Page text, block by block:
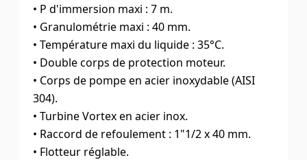
• P d'immersion maxi : 7 m.
• Granulométrie maxi : 40 mm.
• Température maxi du liquide : 35°C.
• Double corps de protection moteur.
• Corps de pompe en acier inoxydable (AISI
304).
• Turbine Vortex en acier inox.
• Raccord de refoulement : 1"1/2 x 40 mm.
• Flotteur réglable.